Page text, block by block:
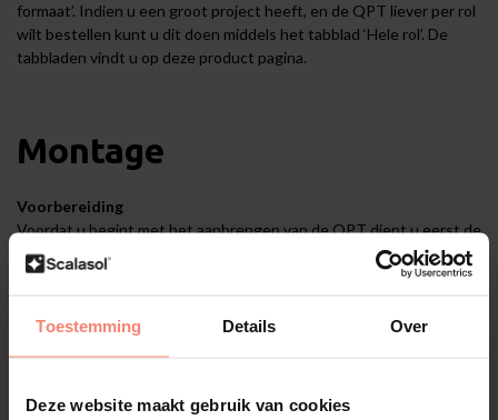
Toestemming Details Over
Deze website maakt gebruik van cookies
formaat’. Indien u een groot project heeft, en de QPT liever per rol
wilt bestellen kunt u dit doen middels het tabblad ‘Hele rol’. De
tabbladen vindt u op deze product pagina.
Montage
Voorbereiding
Voordat u begint met het aanbrengen van de QPT dient u eerst de
nodige voorbereidingen te treffen. U dient het glas grondig te
reinigen met
SCALASOL®